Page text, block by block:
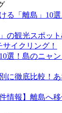
る「離島」10
の観光スポッ
イクリング！
選！島のニャ
に徹底比較！
情報】離島へ